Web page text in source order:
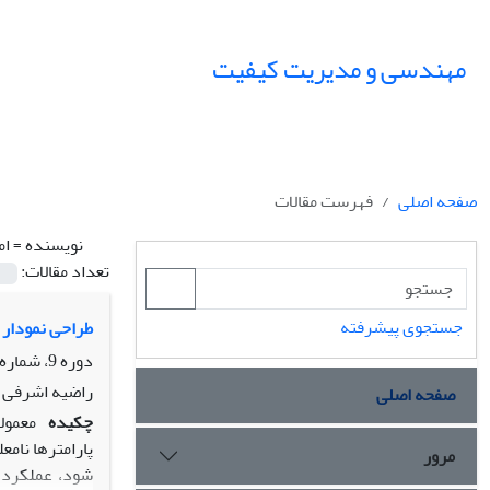
مهندسی و مدیریت کیفیت
صفحه اصلی
فهرست مقالات
نویسنده =
تعداد مقالات:
طراحی
دوره 9، شماره 1، بهار 1398، صفحه
راضیه
چکیده
شود،
جستجوی پیشرفته
صفحه اصلی
مرور